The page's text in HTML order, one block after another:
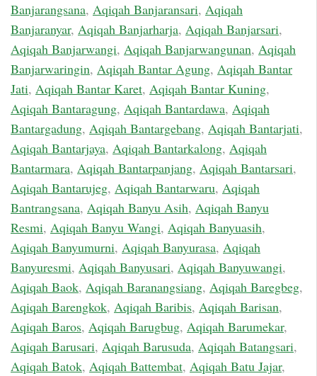
Banjarangsana, Aqiqah Banjaransari, Aqiqah
Banjaranyar, Aqiqah Banjarharja, Aqiqah Banjarsari,
Aqiqah Banjarwangi, Aqiqah Banjarwangunan, Aqiqah
Banjarwaringin, Aqiqah Bantar Agung, Aqiqah Bantar
Jati, Aqiqah Bantar Karet, Aqiqah Bantar Kuning,
Aqiqah Bantaragung, Aqiqah Bantardawa, Aqiqah
Bantargadung, Aqiqah Bantargebang, Aqiqah Bantarjati,
Aqiqah Bantarjaya, Aqiqah Bantarkalong, Aqiqah
Bantarmara, Aqiqah Bantarpanjang, Aqiqah Bantarsari,
Aqiqah Bantarujeg, Aqiqah Bantarwaru, Aqiqah
Bantrangsana, Aqiqah Banyu Asih, Aqiqah Banyu
Resmi, Aqiqah Banyu Wangi, Aqiqah Banyuasih,
Aqiqah Banyumurni, Aqiqah Banyurasa, Aqiqah
Banyuresmi, Aqiqah Banyusari, Aqiqah Banyuwangi,
Aqiqah Baok, Aqiqah Baranangsiang, Aqiqah Baregbeg,
Aqiqah Barengkok, Aqiqah Baribis, Aqiqah Barisan,
Aqiqah Baros, Aqiqah Barugbug, Aqiqah Barumekar,
Aqiqah Barusari, Aqiqah Barusuda, Aqiqah Batangsari,
Aqiqah Batok, Aqiqah Battembat, Aqiqah Batu Jajar,